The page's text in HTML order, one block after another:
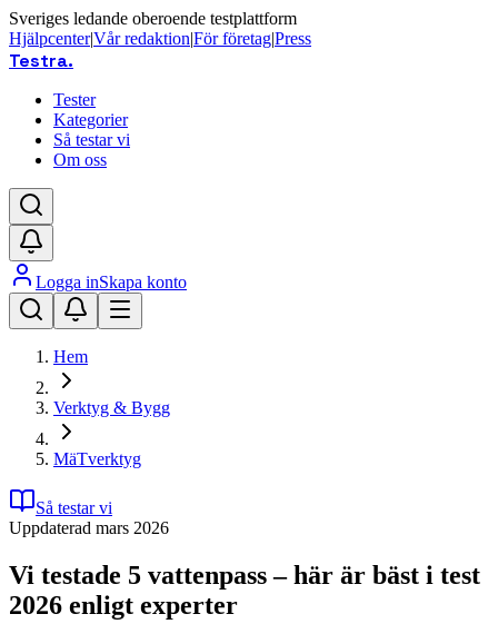
Sveriges ledande oberoende testplattform
Hjälpcenter|Vår redaktion|För företag|Press
Testra.
Tester
Kategorier
Så testar vi
Om oss
Logga inSkapa konto
Hem
Verktyg & Bygg
MäTverktyg
Så testar vi
Uppdaterad mars 2026
Vi testade 5 vattenpass – här är bäst i test
2026 enligt experter